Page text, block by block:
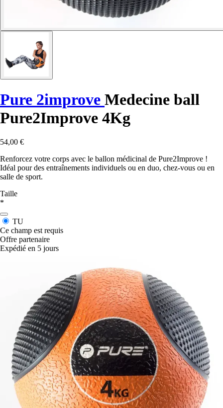
Pure 2improve Medecine ball
Pure2Improve 4Kg
54,00 €
Renforcez votre corps avec le ballon médicinal de Pure2Improve !
Idéal pour des entraînements individuels ou en duo, chez-vous ou en
salle de sport.
Taille
*
TU
Ce champ est requis
Offre partenaire
Expédié en 5 jours